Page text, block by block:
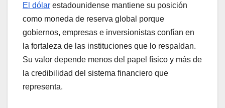
El dólar estadounidense mantiene su posición
como moneda de reserva global porque
gobiernos, empresas e inversionistas confían en
la fortaleza de las instituciones que lo respaldan.
Su valor depende menos del papel físico y más de
la credibilidad del sistema financiero que
representa.